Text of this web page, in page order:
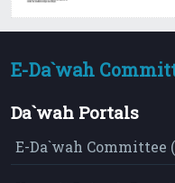
E-Da`wah
Da`wah Portals
E-Da`wah Committee